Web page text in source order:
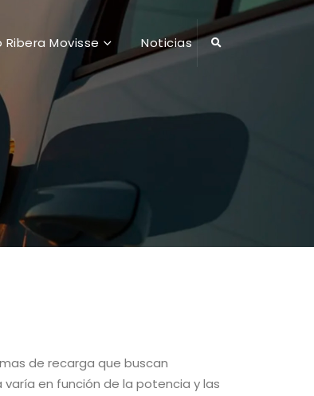
Movisse Noticias
de recarga que buscan
en función de la potencia y las